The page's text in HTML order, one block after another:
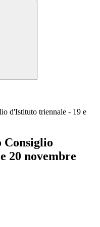
d'Istituto triennale - 19 e
Consiglio
20 novembre